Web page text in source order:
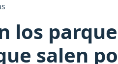
los
salen